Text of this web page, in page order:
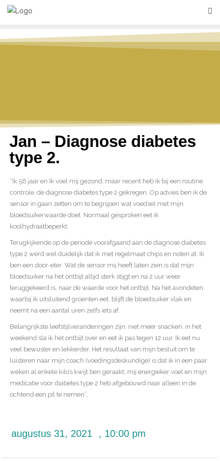
Jan – Diagnose diabetes
type 2.
“Ik 56 jaar en Ik voel mij gezond, maar recent heb ik bij een routine
controle, de diagnose diabetes type 2 gekregen. Op advies ben ik de
sensor in gaan zetten om te begrijpen wat voedsel met mijn
bloedsuikerwaarde doet. Normaal gesproken eet ik
koolhydraatbeperkt.
Terugkijkende op de periode voorafgaand aan de diagnose diabetes
type 2 werd wel duidelijk dat ik met regelmaat chips en noten at. Ik
ben een door-eter. Wat de sensor mij heeft laten zien is dat mijn
bloedsuiker na het ontbijt altijd sterk stijgt en na 2 uur weer
teruggekeerd is, naar de waarde voor het ontbijt. Na het avondeten,
waarbij ik uitsluitend groenten eet, blijft de bloedsuiker vlak en
neemt na een aantal uren zelfs iets af.
Belangrijkste leefstijlveranderingen zijn: niet meer snacken, in het
weekend sla ik het ontbijt over en eet ik pas tegen 12 uur. Ik eet nu
veel bewuster en lekkerder. Het resultaat van mijn besluit om te
luisteren naar mijn coach (voedingsdeskundige) is dat ik in een paar
weken al enkele kilo’s kwijt ben geraakt, mij energieker voel en mijn
medicatie voor diabetes type 2 heb afgebouwd naar alleen in de
ochtend een pil te nemen”.
augustus 31, 2021 , 10:00 pm